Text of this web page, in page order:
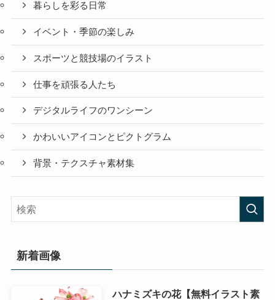
暮らしを彩る日常
イベント・季節の楽しみ
スポーツと競技場のイラスト
仕事を頑張る人たち
デジタルライフのワンシーン
かわいいアイコンとピクトグラム
背景・テクスチャ素材集
新着画像
ハナミズキの花【無料イラスト素